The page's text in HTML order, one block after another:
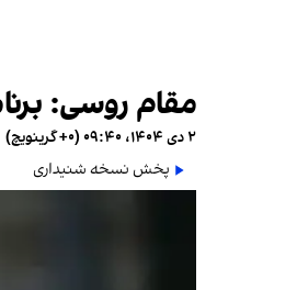
مقام روسی:
۲ دی ۱۴۰۴، ۰۹:۴۰ (‎+۰ گرینویچ)
پخش نسخه شنیداری